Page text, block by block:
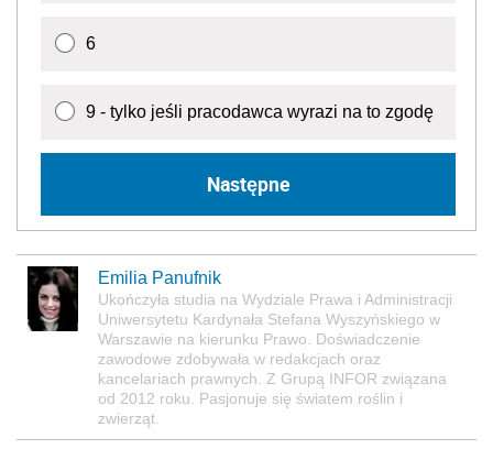
6
9 - tylko jeśli pracodawca wyrazi na to zgodę
Następne
Emilia Panufnik
Ukończyła studia na Wydziale Prawa i Administracji
Uniwersytetu Kardynała Stefana Wyszyńskiego w
Warszawie na kierunku Prawo. Doświadczenie
zawodowe zdobywała w redakcjach oraz
kancelariach prawnych. Z Grupą INFOR związana
od 2012 roku. Pasjonuje się światem roślin i
zwierząt.